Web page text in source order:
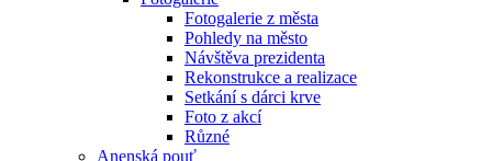
Fotogalerie z města
Pohledy na město
Návštěva prezidenta
Rekonstrukce a realizace
Setkání s dárci krve
Foto z akcí
Různé
Anenská pouť